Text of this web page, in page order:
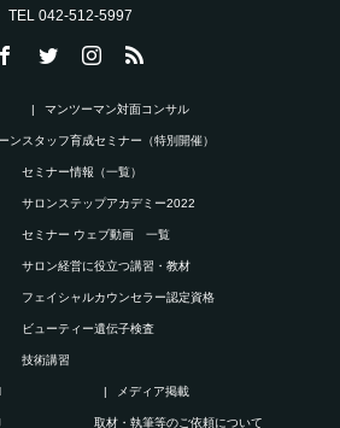
TEL 042-512-5997
ン
マンツーマン対面コンサル
スタッフ育成セミナー（特別開催）
セミナー情報（一覧）
サロンステップアカデミー2022
セミナー ウェブ動画 一覧
サロン経営に役立つ講習・教材
フェイシャルカウンセラー認定資格
ビューティー遺伝子検査
技術講習
メディア掲載
取材・執筆等のご依頼について